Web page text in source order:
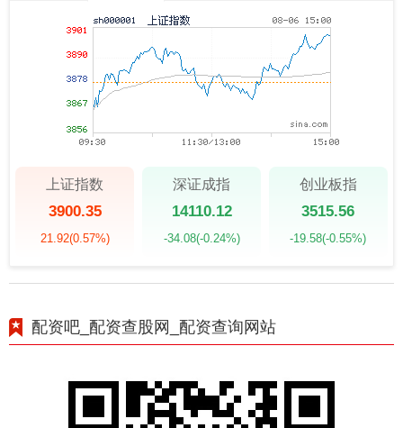
上证指数
3900.35
21.92(0.57%)
深证成指
14110.12
-34.08(-0.24%)
创业板指
3515.56
-19.58(-0.55%)
配资吧_配资查股网_配资查询网站